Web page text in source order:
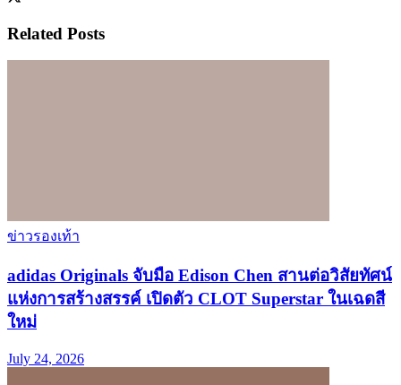
Related Posts
ข่าวรองเท้า
adidas Originals จับมือ Edison Chen สานต่อวิสัยทัศน์
แห่งการสร้างสรรค์ เปิดตัว CLOT Superstar ในเฉดสี
ใหม่
July 24, 2026